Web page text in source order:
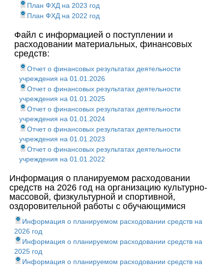
План ФХД на 2023 год
План ФХД на 2022 год
Файл с информацией о поступлении и
расходовании материальных, финансовых
средств:
Отчет о финансовых результатах деятельности
учреждения на 01.01.2026
Отчет о финансовых результатах деятельности
учреждения на 01.01.2025
Отчет о финансовых результатах деятельности
учреждения на 01.01.2024
Отчет о финансовых результатах деятельности
учреждения на 01.01.2023
Отчет о финансовых результатах деятельности
учреждения на 01.01.2022
Информация о планируемом расходовании
средств на 2026 год на организацию культурно-
массовой, физкультурной и спортивной,
оздоровительной работы с обучающимися
Информация о планируемом расходовании средств на
2026 год
Информация о планируемом расходовании средств на
2025 год
Информация о планируемом расходовании средств на